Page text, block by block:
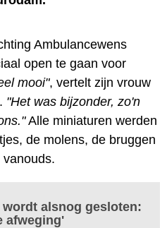
Ambulancewens
open te gaan voor
mooi", vertelt zijn vrouw
"Het was bijzonder, zo'n
Alle miniaturen werden
de molens, de bruggen
wordt alsnog gesloten:
afweging'